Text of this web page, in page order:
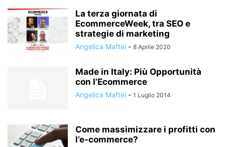
La terza giornata di
EcommerceWeek, tra SEO e
strategie di marketing
Angelica Maftei - 8 Aprile 2020
Made in Italy: Più Opportunità
con l’Ecommerce
Angelica Maftei - 1 Luglio 2014
Come massimizzare i profitti con
l’e-commerce?